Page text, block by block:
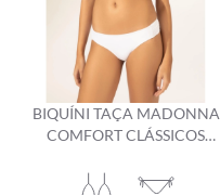
BIQUÍNI TAÇA MADONNA
COMFORT CLÁSSICOS